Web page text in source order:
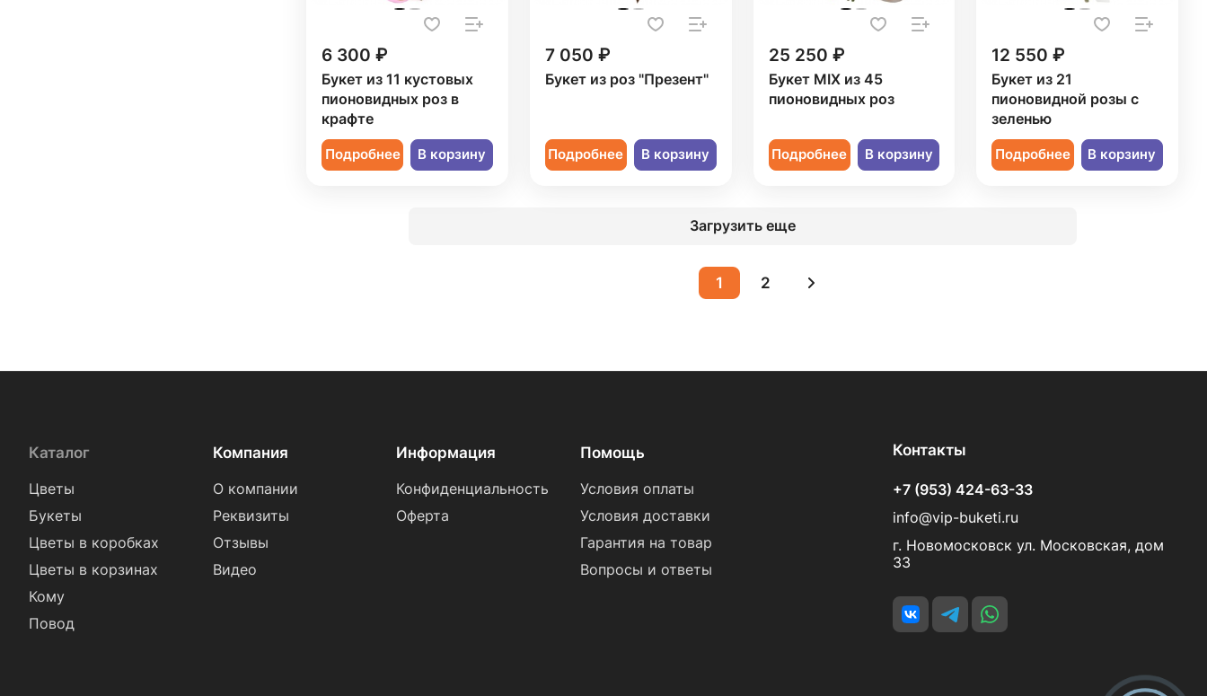
6 300 ₽
Букет из 11 кустовых
пионовидных роз в
крафте
Подробнее В корзину
7 050 ₽
Букет из роз "Презент"
Подробнее В корзину
25 250 ₽
Букет MIX из 45
пионовидных роз
Подробнее В корзину
12 550 ₽
Букет из 21
пионовидной розы с
зеленью
Подробнее В корзину
Загрузить еще
1 2
Каталог
Цветы
Букеты
Цветы в коробках
Цветы в корзинах
Кому
Повод
Компания
О компании
Реквизиты
Отзывы
Видео
Информация
Конфиденциальность
Оферта
Помощь
Условия оплаты
Условия доставки
Гарантия на товар
Вопросы и ответы
Контакты
+7 (953) 424-63-33
info@vip-buketi.ru
г. Новомосковск ул. Московская, дом
33